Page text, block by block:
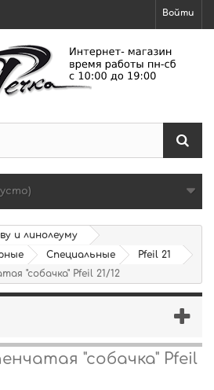
Войти
и линолеуму
Специальные
Pfeil 21
"собачка" Pfeil 21/12
"собачка" Pfeil